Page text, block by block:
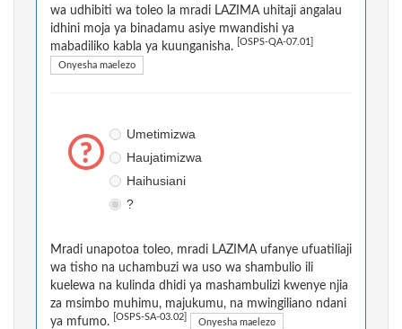
wa udhibiti wa toleo la mradi LAZIMA uhitaji angalau
idhini moja ya binadamu asiye mwandishi ya
mabadiliko kabla ya kuunganisha.
[OSPS-QA-07.01]
Onyesha maelezo
Umetimizwa
Haujatimizwa
Haihusiani
?
Mradi unapotoa toleo, mradi LAZIMA ufanye ufuatiliaji
wa tisho na uchambuzi wa uso wa shambulio ili
kuelewa na kulinda dhidi ya mashambulizi kwenye njia
za msimbo muhimu, majukumu, na mwingiliano ndani
ya mfumo.
[OSPS-SA-03.02] Onyesha maelezo